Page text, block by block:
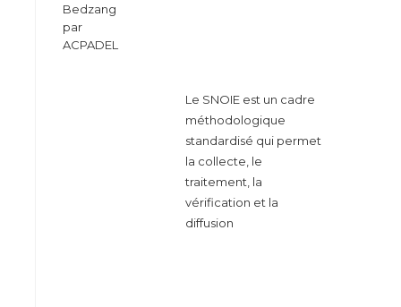
Le SNOIE est un cadre
méthodologique
standardisé qui permet
la collecte, le
traitement, la
vérification et la
diffusion